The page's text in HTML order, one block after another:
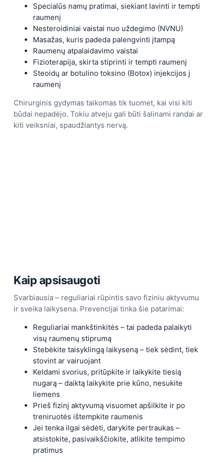
Specialūs namų pratimai, siekiant lavinti ir tempti
raumenį
Nesteroidiniai vaistai nuo uždegimo (NVNU)
Masažas, kuris padeda palengvinti įtampą
Raumenų atpalaidavimo vaistai
Fizioterapija, skirta stiprinti ir tempti raumenį
Steoidų ar botulino toksino (Botox) injekcijos į
raumenį
Chirurginis gydymas taikomas tik tuomet, kai visi kiti
būdai nepadėjo. Tokiu atveju gali būti šalinami randai ar
kiti veiksniai, spaudžiantys nervą.
Kaip apsisaugoti
Svarbiausia – reguliariai rūpintis savo fiziniu aktyvumu
ir sveika laikysena. Prevencijai tinka šie patarimai:
Reguliariai mankštinkitės – tai padeda palaikyti
visų raumenų stiprumą
Stebėkite taisyklingą laikyseną – tiek sėdint, tiek
stovint ar vairuojant
Keldami svorius, pritūpkite ir laikykite tiesią
nugarą – daiktą laikykite prie kūno, nesukite
liemens
Prieš fizinį aktyvumą visuomet apšilkite ir po
treniruotės ištempkite raumenis
Jei tenka ilgai sėdėti, darykite pertraukas –
atsistokite, pasivaikščiokite, atlikite tempimo
pratimus